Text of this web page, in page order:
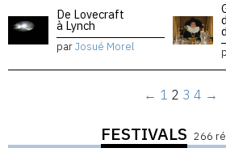
De Lovecraft
à Lynch
parJosué Morel
← 1 2 3 4 →
FESTIVALS 266